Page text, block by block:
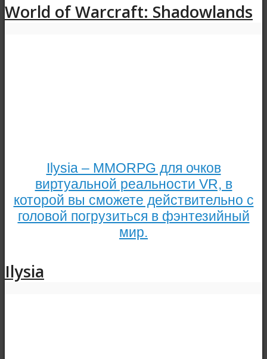
World of Warcraft: Shadowlands
Ilysia – MMORPG для очков
виртуальной реальности VR, в
которой вы сможете действительно с
головой погрузиться в фэнтезийный
мир.
Ilysia